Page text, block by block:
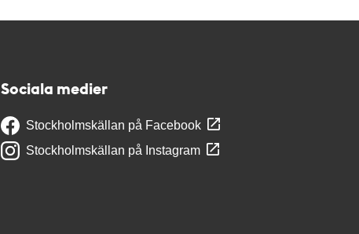
Sociala medier
Stockholmskällan på Facebook
Stockholmskällan på Instagram